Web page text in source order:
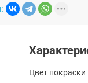
Цвет